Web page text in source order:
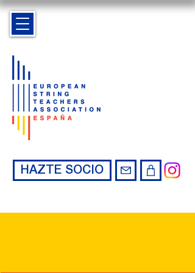
HAZTE SOCIO